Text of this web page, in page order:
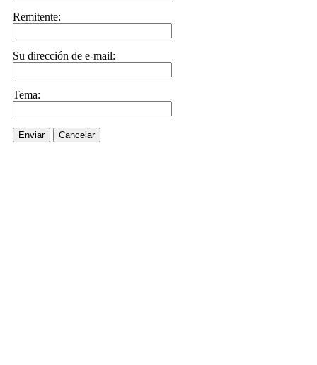
Remitente:
Su dirección de e-mail:
Tema:
Enviar Cancelar